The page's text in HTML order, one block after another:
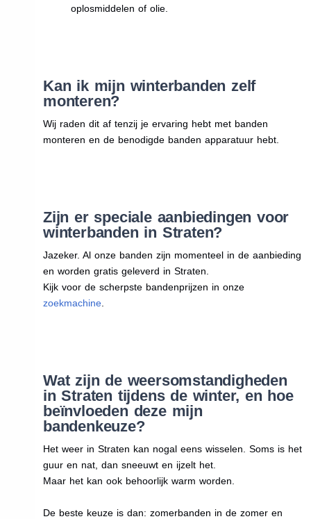
oplosmiddelen of olie.
Kan ik mijn winterbanden zelf
monteren?
Wij raden dit af tenzij je ervaring hebt met banden
monteren en de benodigde banden apparatuur hebt.
Zijn er speciale aanbiedingen voor
winterbanden in Straten?
Jazeker. Al onze banden zijn momenteel in de aanbieding
en worden gratis geleverd in Straten.
Kijk voor de scherpste bandenprijzen in onze
zoekmachine.
Wat zijn de weersomstandigheden
in Straten tijdens de winter, en hoe
beïnvloeden deze mijn
bandenkeuze?
Het weer in Straten kan nogal eens wisselen. Soms is het
guur en nat, dan sneeuwt en ijzelt het.
Maar het kan ook behoorlijk warm worden.
De beste keuze is dan: zomerbanden in de zomer en